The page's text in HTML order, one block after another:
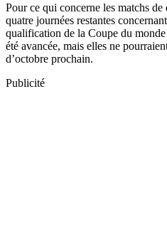
Pour ce qui concerne les matchs
quatre journées restantes
qualification de la Coupe du
été avancée, mais elles ne
d’octobre prochain.
Publicité